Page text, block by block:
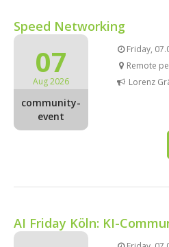
Speed Networking
07
Aug 2026
community-
event
Friday,
Remote
Lorenz
AI Friday Köln: KI-